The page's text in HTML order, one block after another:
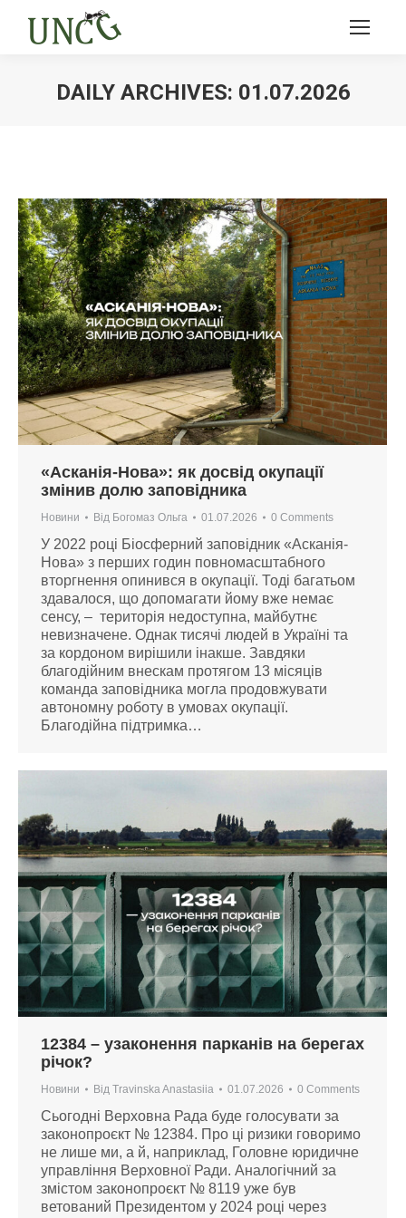
DAILY ARCHIVES: 01.07.2026
«Асканія-Нова»: як досвід окупації
змінив долю заповідника
Новини Від Богомаз Ольга 01.07.2026 0 Comments
У 2022 році Біосферний заповідник «Асканія-
Нова» з перших годин повномасштабного
вторгнення опинився в окупації. Тоді багатьом
здавалося, що допомагати йому вже немає
сенсу, – територія недоступна, майбутнє
невизначене. Однак тисячі людей в Україні та
за кордоном вирішили інакше. Завдяки
благодійним внескам протягом 13 місяців
команда заповідника могла продовжувати
автономну роботу в умовах окупації.
Благодійна підтримка…
12384 – узаконення парканів на берегах
річок?
Новини Від Travinska Anastasiia 01.07.2026 0 Comments
Сьогодні Верховна Рада буде голосувати за
законопроєкт № 12384. Про ці ризики говоримо
не лише ми, а й, наприклад, Головне юридичне
управління Верховної Ради. Аналогічний за
змістом законопроєкт № 8119 уже був
ветований Президентом у 2024 році через